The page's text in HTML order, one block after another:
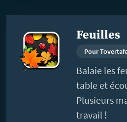
Feuilles
Pour
Balaie les
table et
Plusieurs
travail !
savoir
plus